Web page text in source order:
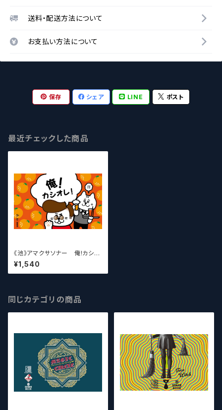
送料・配送方法について
お支払い方法について
保存 シェア LINE ポスト
最近チェックした商品
《池》アマクサソナー 俺!カシオ
レ! / Amakusa sonar beer
【クラフトビールシザーズ】
¥1,540
同じカテゴリの商品